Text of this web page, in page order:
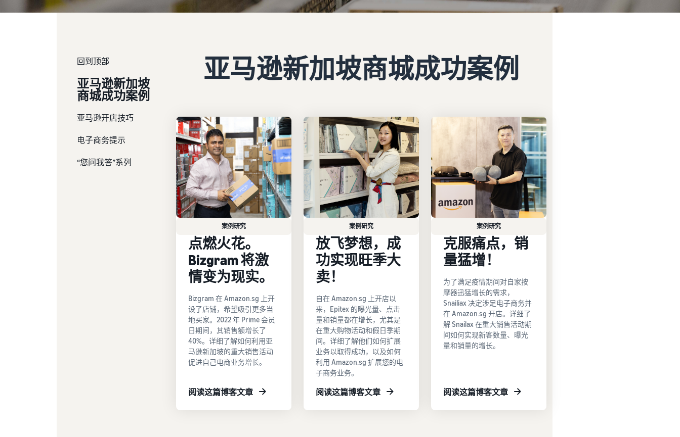
回到顶部
亚马逊新加坡
商城成功案例
亚马逊开店技巧
电子商务提示
“您问我答”系列
亚马逊新加坡商城成功案例
案例研究
点燃火花。
Bizgram 将激
情变为现实。
Bizgram 在 Amazon.sg 上开
设了店铺，希望吸引更多当
地买家。2022 年 Prime 会员
日期间，其销售额增长了
40%。详细了解如何利用亚
马逊新加坡的重大销售活动
促进自己电商业务增长。
阅读这篇博客文章
案例研究
放飞梦想，成
功实现旺季大
卖！
自在 Amazon.sg 上开店以
来，Epitex 的曝光量、点击
量和销量都在增长，尤其是
在重大购物活动和假日季期
间。详细了解他们如何扩展
业务以取得成功，以及如何
利用 Amazon.sg 扩展您的电
子商务业务。
阅读这篇博客文章
案例研究
克服痛点，销
量猛增！
为了满足疫情期间对自家按
摩器迅猛增长的需求，
Snailiax 决定涉足电子商务并
在 Amazon.sg 开店。详细了
解 Snailax 在重大销售活动期
间如何实现新客数量、曝光
量和销量的增长。
阅读这篇博客文章